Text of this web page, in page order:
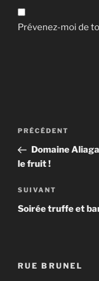
Prévenez-moi de
Navigation
l’article
Article
précédent
PRÉCÉDENT
Domaine
le fruit !
Article
suivant
SUIVANT
Soirée truffe et
RUE BRUNEL